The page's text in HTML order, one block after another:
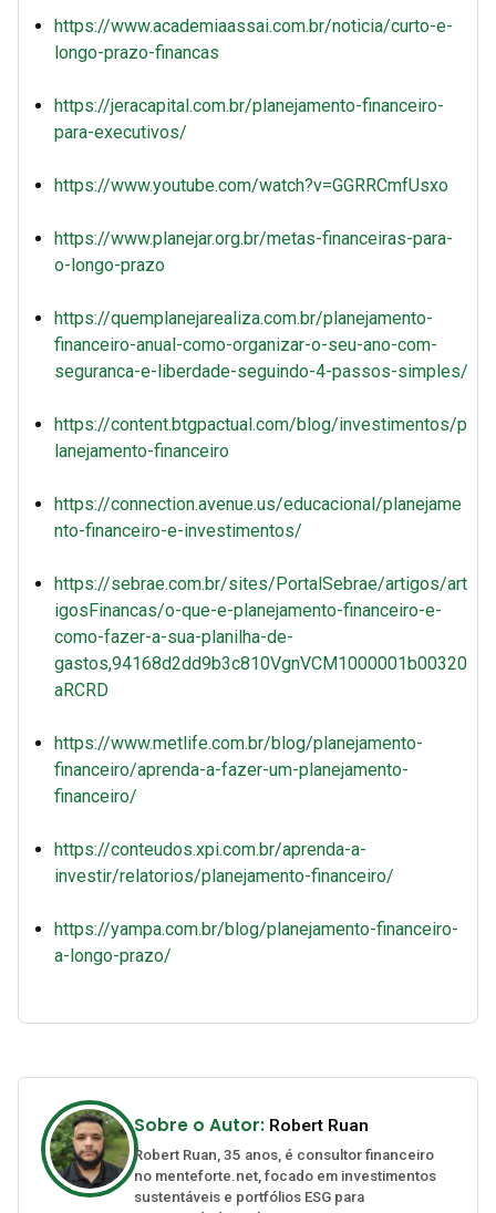
https://www.academiaassai.com.br/noticia/curto-e-
longo-prazo-financas
https://jeracapital.com.br/planejamento-financeiro-
para-executivos/
https://www.youtube.com/watch?v=GGRRCmfUsxo
https://www.planejar.org.br/metas-financeiras-para-
o-longo-prazo
https://quemplanejarealiza.com.br/planejamento-
financeiro-anual-como-organizar-o-seu-ano-com-
seguranca-e-liberdade-seguindo-4-passos-simples/
https://content.btgpactual.com/blog/investimentos/p
lanejamento-financeiro
https://connection.avenue.us/educacional/planejame
nto-financeiro-e-investimentos/
https://sebrae.com.br/sites/PortalSebrae/artigos/art
igosFinancas/o-que-e-planejamento-financeiro-e-
como-fazer-a-sua-planilha-de-
gastos,94168d2dd9b3c810VgnVCM1000001b00320
aRCRD
https://www.metlife.com.br/blog/planejamento-
financeiro/aprenda-a-fazer-um-planejamento-
financeiro/
https://conteudos.xpi.com.br/aprenda-a-
investir/relatorios/planejamento-financeiro/
https://yampa.com.br/blog/planejamento-financeiro-
a-longo-prazo/
Sobre o Autor: Robert Ruan
Robert Ruan, 35 anos, é consultor financeiro
no menteforte.net, focado em investimentos
sustentáveis e portfólios ESG para